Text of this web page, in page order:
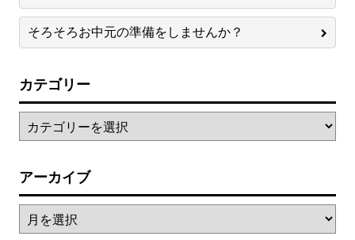
そろそろお中元の準備をしませんか？
カテゴリー
アーカイブ